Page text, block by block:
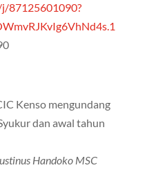
87125601090?
Kenso mengundang
dan awal tahun
Handoko MSC